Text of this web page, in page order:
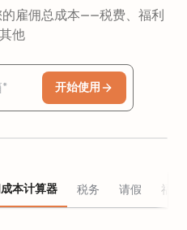
雇佣总成本——税费、福利
他
开始使用
本计算器 税务 请假 福利